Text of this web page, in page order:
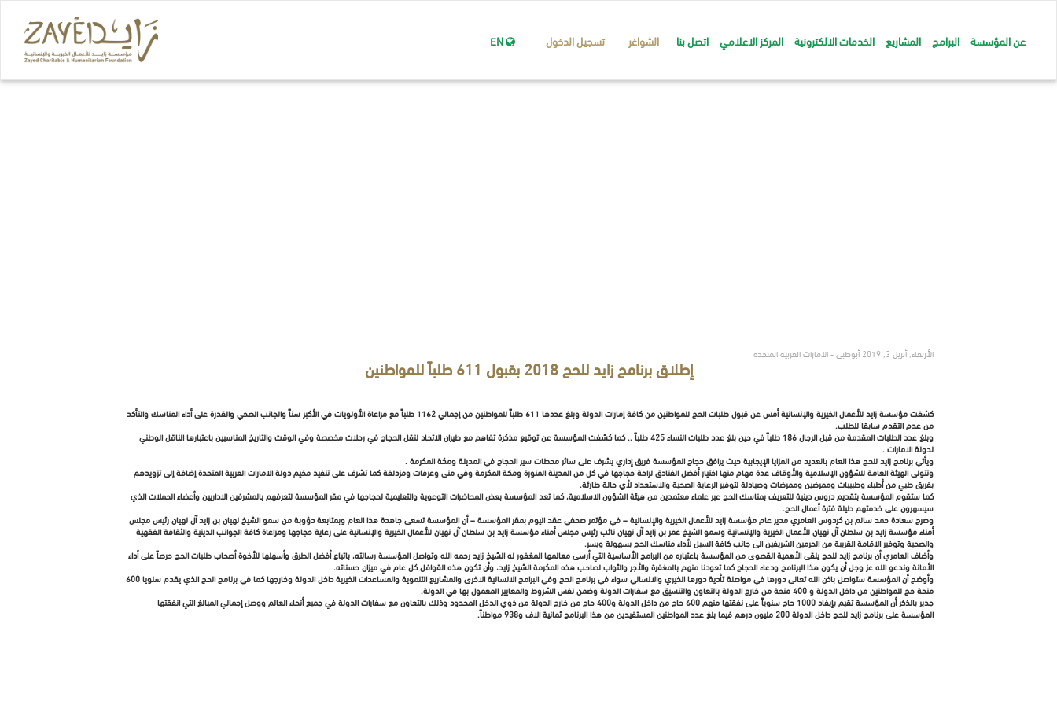
عن المؤسسة البرامج المشاريع الخدمات الالكترونية المركز الاعلامي اتصل بنا الشواغر تسجيل الدخول
الأربعاء, أبريل 3, 2019 أبوظبي - الامارات العربية المتحدة إطلاق برنامج زايد للحج 2018 بقبول 611 طلباً للمواطنين
كشفت مؤسسة زايد للأعمال الخيرية والإنسانية أمس عن قبول طلبات الحج للمواطنين من كافة إمارات الدولة وبلغ عددها 611 طلباً للمواطنين من إجمالي 1162 طلباً مع مراعاة الأولويات في الأكبر سناً والجانب الصحي والقدرة على أداء المناسك والتأكد
من عدم التقدم سابقا للطلب.
وبلغ عدد الطلبات المقدمة من قبل الرجال 186 طلباً في حين بلغ عدد طلبات النساء 425 طلباً .. كما كشفت المؤسسة عن توقيع مذكرة تفاهم مع طيران الاتحاد لنقل الحجاج في رحلات مخصصة وفي الوقت والتاريخ المناسبين باعتبارها الناقل الوطني
لدولة الامارات .
ويأتي برنامج زايد للحج هذا العام بالعديد من المزايا الإيجابية حيث يرافق حجاج المؤسسة فريق إداري يشرف على سائر محطات سير الحجاج في المدينة ومكة المكرمة .
وتتولى الهيئة العامة للشؤون الإسلامية والأوقاف عدة مهام منها اختيار أفضل الفنادق لراحة حجاجها في كل من المدينة المنورة ومكة المكرمة وفي منى وعرفات ومزدلفة كما تشرف على تنفيذ مخيم دولة الامارات العربية المتحدة إضافة إلى تزويدهم
بفريق طبي من أطباء وطبيبات وممرضين وممرضات وصيادلة لتوفير الرعاية الصحية والاستعداد لأي حالة طارئة.
كما ستقوم المؤسسة بتقديم دروس دينية للتعريف بمناسك الحج عبر علماء معتمدين من هيئة الشؤون الاسلامية، كما تعد المؤسسة بعض المحاضرات التوعوية والتعليمية لحجاجها في مقر المؤسسة لتعرفهم بالمشرفين الاداريين وأعضاء الحملات الذي
سيسهرون على خدمتهم طيلة فترة أعمال الحج.
وصرح سعادة حمد سالم بن كردوس العامري مدير عام مؤسسة زايد للأعمال الخيرية والإنسانية – في مؤتمر صحفي عقد اليوم بمقر المؤسسة – أن المؤسسة تسعى جاهدة هذا العام وبمتابعة دؤوبة من سمو الشيخ نهيان بن زايد آل نهيان رئيس مجلس
أمناء مؤسسة زايد بن سلطان آل نهيان للأعمال الخيرية والإنسانية وسمو الشيخ عمر بن زايد آل نهيان نائب رئيس مجلس أمناء مؤسسة زايد بن سلطان آل نهيان للأعمال الخيرية والإنسانية على رعاية حجاجها ومراعاة كافة الجوانب الدينية والثقافة الفقهية
والصحية وتوفير الاقامة القريبة من الحرمين الشريفين الى جانب كافة السبل لأداء مناسك الحج بسهولة ويسر.
وأضاف العامري أن برنامج زايد للحج يلقى الأهمية القصوى من المؤسسة باعتباره من البرامج الأساسية التي أرسى معالمها المغفور له الشيخ زايد رحمه الله وتواصل المؤسسة رسالته، باتباع أفضل الطرق وأسهلها للأخوة أصحاب طلبات الحج حرصاً على أداء
الأمانة وندعو الله عز وجل أن يكون هذا البرنامج ودعاء الحجاج كما تعودنا منهم بالمغفرة والأجر والثواب لصاحب هذه المكرمة الشيخ زايد، وأن تكون هذه القوافل كل عام في ميزان حسناته.
وأوضح أن المؤسسة ستواصل باذن الله تعالى دورها في مواصلة تأدية دورها الخيري والانساني سواء في برنامج الحج وفي البرامج الانسانية الاخرى والمشاريع التنموية والمساعدات الخيرية داخل الدولة وخارجها كما في برنامج الحج الذي يقدم سنويا 600
منحة حج للمواطنين من داخل الدولة و 400 منحة من خارج الدولة بالتعاون والتنسيق مع سفارات الدولة وضمن نفس الشروط والمعايير المعمول بها في الدولة.
جدير بالذكر ‏أن المؤسسة تقيم بإيفاد 1000 حاج سنوياً على نفقتها منهم 600 حاج من داخل الدولة و400 حاج من خارج الدولة من ذوي الدخل المحدود وذلك بالتعاون مع سفارات الدولة في جميع أنحاء العالم ووصل إجمالي المبالغ التي انفقتها
المؤسسة على برنامج زايد للحج داخل الدولة 200 مليون درهم فيما بلغ عدد المواطنين المستفيدين من هذا البرنامج ثمانية الاف و938 مواطناً.